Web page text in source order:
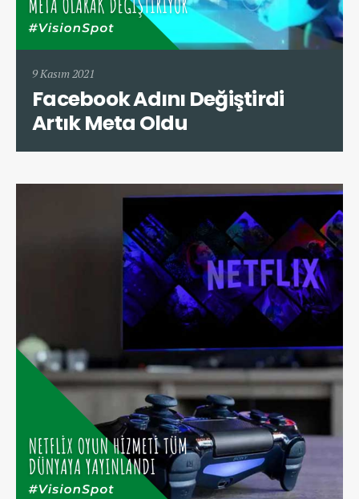
9 Kasım 2021
Facebook Adını Değiştirdi
Artık Meta Oldu